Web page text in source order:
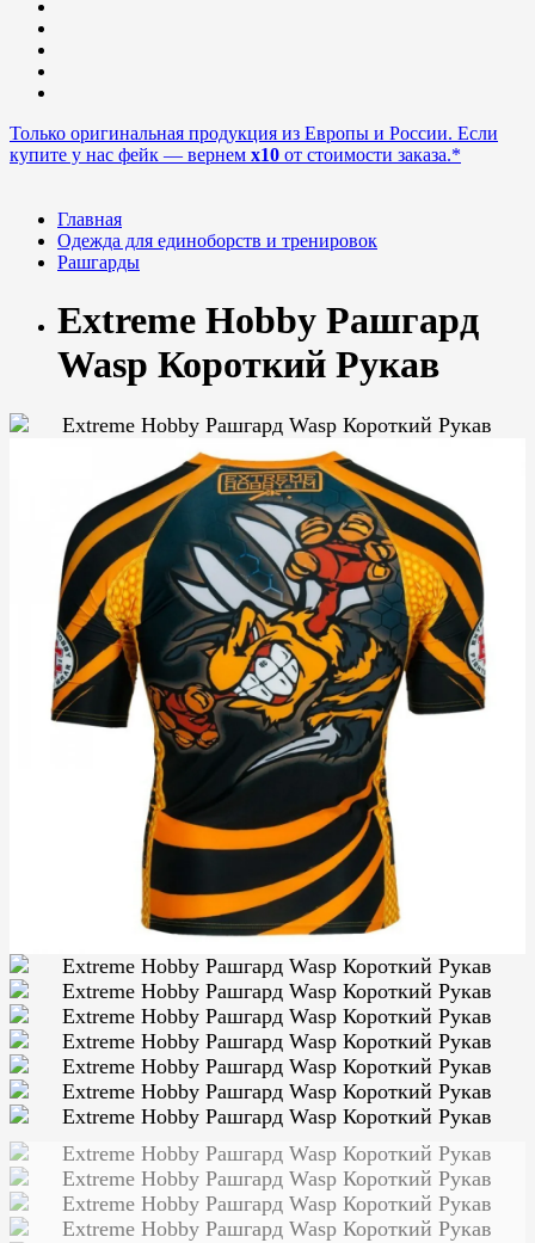
Только оригинальная продукция из Европы и России. Если
купите у нас фейк — вернем x10 от стоимости заказа.*
Главная
Одежда для единоборств и тренировок
Рашгарды
Extreme Hobby Рашгард
Wasp Короткий Рукав